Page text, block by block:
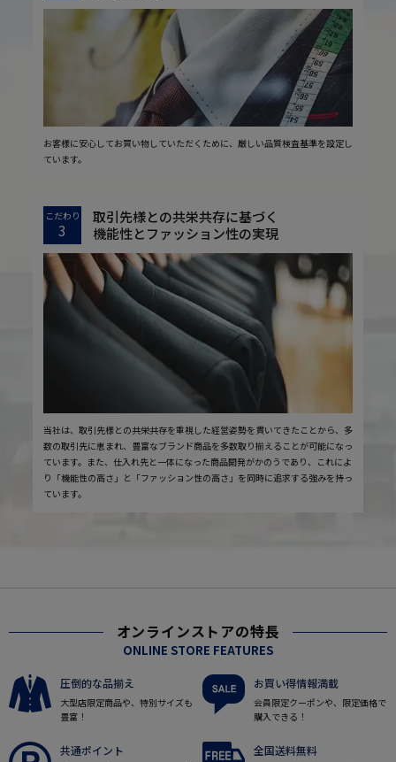
お客様に安心してお買い物していただくために、厳しい品質検査基準を設定し
ています。
こだわり
3
取引先様との共栄共存に基づく
機能性とファッション性の実現
当社は、取引先様との共栄共存を重視した経営姿勢を貫いてきたことから、多
数の取引先に恵まれ、豊富なブランド商品を多数取り揃えることが可能になっ
ています。また、仕入れ先と一体になった商品開発がかのうであり、これによ
り「機能性の高さ」と「ファッション性の高さ」を同時に追求する強みを持っ
ています。
オンラインストアの特長
ONLINE STORE FEATURES
圧倒的な品揃え
大型店限定商品や、特別サイズも
豊富！
お買い得情報満載
会員限定クーポンや、限定価格で
購入できる！
共通ポイント 全国送料無料